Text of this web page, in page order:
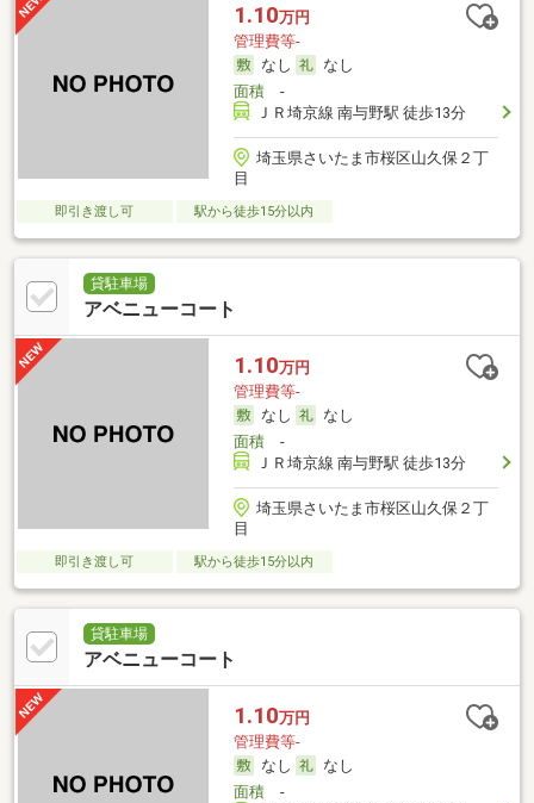
1.10万円
管理費等-
なし
なし
面積-
ＪＲ埼京線 南与野駅 徒歩13分
埼玉県さいたま市桜区山久保２丁
目
即引き渡し可 駅から徒歩15分以内
貸駐車場
アベニューコート
1.10万円
管理費等-
なし
なし
面積-
ＪＲ埼京線 南与野駅 徒歩13分
埼玉県さいたま市桜区山久保２丁
目
即引き渡し可 駅から徒歩15分以内
貸駐車場
アベニューコート
1.10万円
管理費等-
なし
なし
面積-